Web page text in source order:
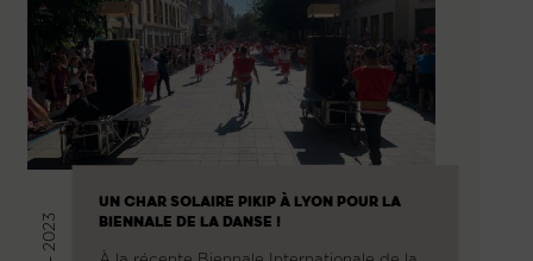
UN CHAR SOLAIRE PIKIP À LYON POUR LA
BIENNALE DE LA DANSE !